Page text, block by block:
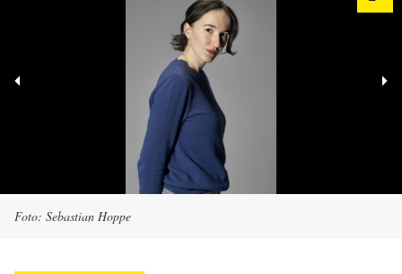
Foto: Sebastian Hoppe